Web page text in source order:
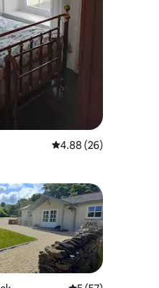
条评价 平均评分 4.88 分（满
4.88 (26)